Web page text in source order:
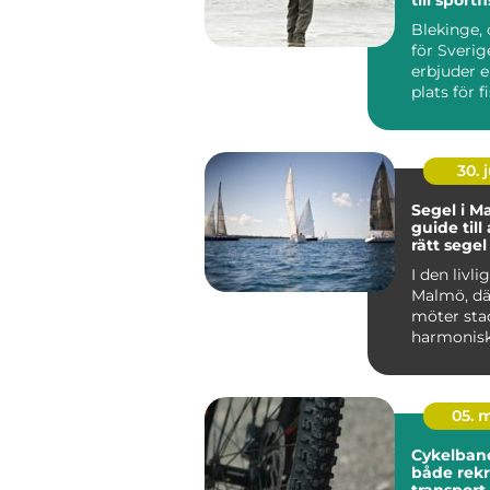
Blekinge,
för
erbjuder
plats för
30.
Segel i
guide till
rätt
I den
Malmö,
möter
05.
både